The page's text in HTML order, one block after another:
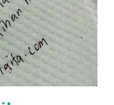
yang abg
la pulak.. tapi
ajer rebeh